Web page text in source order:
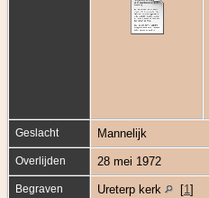
Geslacht Mannelijk
Overlijden 28 mei 1972
Begraven Ureterp kerk [1]